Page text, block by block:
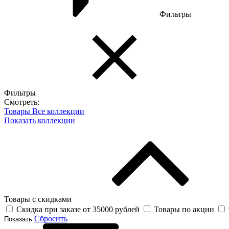
Фильтры
Фильтры
Смотреть:
Товары Все коллекции
Показать коллекции
Товары с скидками
Скидка при заказе от 35000 рублей
Товары по акции
Показать Сбросить